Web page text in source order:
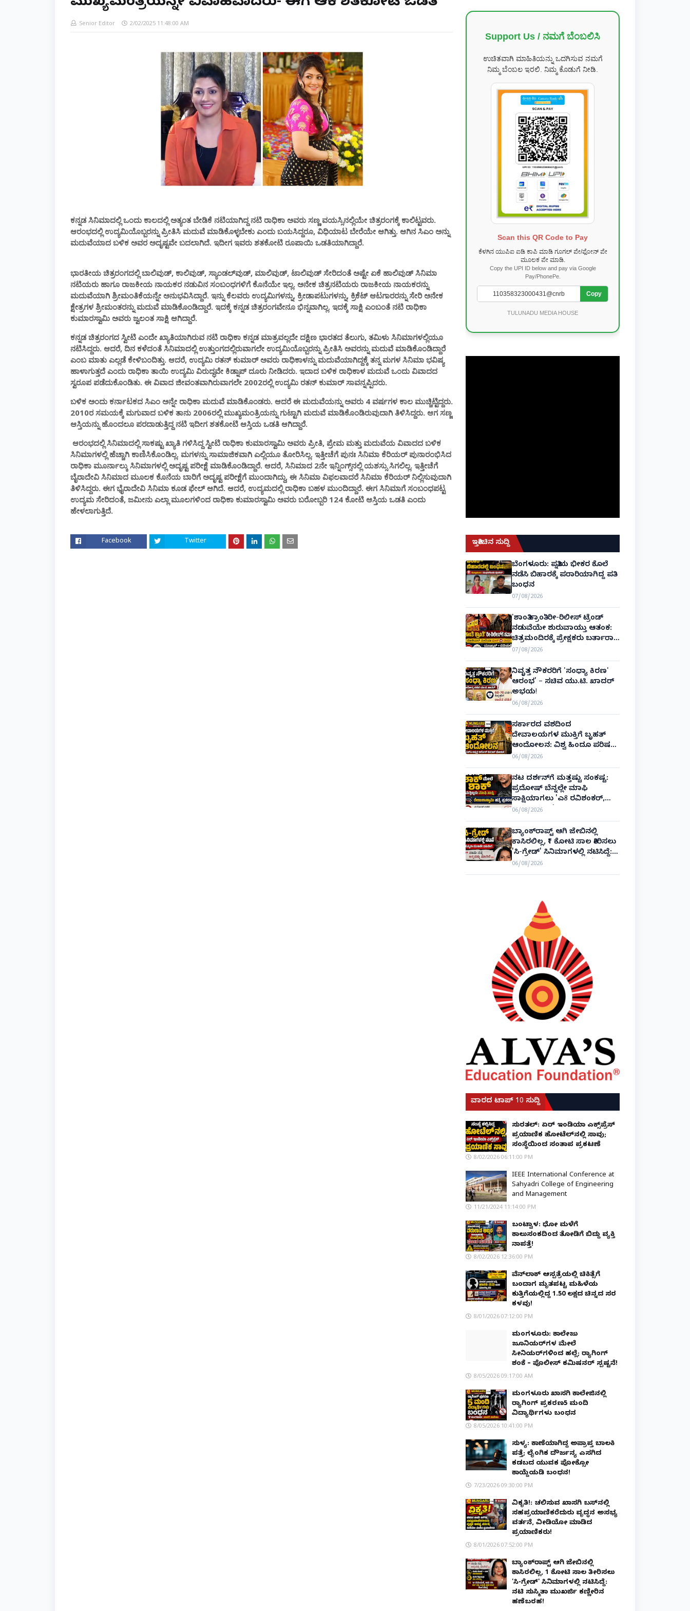
Senior Editor 2/02/2025 11:48:00 AM
ಕನ್ನಡ ಸಿನಿಮಾದಲ್ಲಿ ಒಂದು ಕಾಲದಲ್ಲಿ ಅತ್ಯಂತ ಬೇಡಿಕೆ ನಟಿಯಾಗಿದ್ದ ನಟಿ ರಾಧಿಕಾ ಅವರು ಸಣ್ಣ ವಯಸ್ಸಿನಲ್ಲಿಯೇ ಚಿತ್ರರಂಗಕ್ಕೆ ಕಾಲಿಟ್ಟವರು.
ಆರಂಭದಲ್ಲಿ ಉದ್ಯಮಿಯೊಬ್ಬರನ್ನು ಪ್ರೀತಿಸಿ ಮದುವೆ ಮಾಡಿಕೊಳ್ಳಬೇಕು ಎಂದು ಬಯಸಿದ್ದರೂ, ವಿಧಿಯಾಟ ಬೇರೆಯೇ ಆಗಿತ್ತು. ಆಗಿನ ಸಿಎಂ ಅನ್ನು
ಮದುವೆಯಾದ ಬಳಿಕ ಅವರ ಅದೃಷ್ಟವೇ ಬದಲಾಗಿದೆ. ಇದೀಗ ಇವರು ಶತಕೋಟಿ ರೂಪಾಯಿ ಒಡತಿಯಾಗಿದ್ದಾರೆ.
ಭಾರತೀಯ ಚಿತ್ರರಂಗದಲ್ಲಿ ಬಾಲಿವುಡ್, ಕಾಲಿವುಡ್, ಸ್ಯಾಂಡಲ್‌ವುಡ್, ಮಾಲಿವುಡ್, ಟಾಲಿವುಡ್ ಸೇರಿದಂತೆ ಅಷ್ಟೇ ಏಕೆ ಹಾಲಿವುಡ್‌ ಸಿನಿಮಾ
ನಟಿಯರು ಹಾಗೂ ರಾಜಕೀಯ ನಾಯಕರ ನಡುವಿನ ಸಂಬಂಧಗಳಿಗೆ ಕೊನೆಯೇ ಇಲ್ಲ. ಅನೇಕ ಚಿತ್ರನಟಿಯರು ರಾಜಕೀಯ ನಾಯಕರನ್ನು
ಮದುವೆಯಾಗಿ ಶ್ರೀಮಂತಿಕೆಯನ್ನೇ ಅನುಭವಿಸಿದ್ದಾರೆ. ಇನ್ನು ಕೆಲವರು ಉದ್ಯಮಿಗಳನ್ನು, ಕ್ರೀಡಾಪಟುಗಳನ್ನು, ಕ್ರಿಕೆಟ್ ಆಟಗಾರರನ್ನು ಸೇರಿ ಅನೇಕ
ಕ್ಷೇತ್ರಗಳ ಶ್ರೀಮಂತರನ್ನು ಮದುವೆ ಮಾಡಿಕೊಂಡಿದ್ದಾರೆ. ಇದಕ್ಕೆ ಕನ್ನಡ ಚಿತ್ರರಂಗವೇನೂ ಭಿನ್ನವಾಗಿಲ್ಲ. ಇದಕ್ಕೆ ಸಾಕ್ಷಿ ಎಂಬಂತೆ ನಟಿ ರಾಧಿಕಾ
ಕುಮಾರಸ್ವಾಮಿ ಅವರು ಜ್ವಲಂತ ಸಾಕ್ಷಿ ಆಗಿದ್ದಾರೆ.
ಕನ್ನಡ ಚಿತ್ರರಂಗದ ಸ್ವೀಟಿ ಎಂದೇ ಖ್ಯಾತಿಯಾಗಿರುವ ನಟಿ ರಾಧಿಕಾ ಕನ್ನಡ ಮಾತ್ರವಲ್ಲದೇ ದಕ್ಷಿಣ ಭಾರತದ ತೆಲುಗು, ತಮಿಳು ಸಿನಿಮಾಗಳಲ್ಲಿಯೂ
ನಟಿಸಿದ್ದರು. ಆದರೆ, ದಿನ ಕಳೆದಂತೆ ಸಿನಿಮಾದಲ್ಲಿ ಉತ್ತುಂಗದಲ್ಲಿರುವಾಗಲೇ ಉದ್ಯಮಿಯೊಬ್ಬರನ್ನು ಪ್ರೀತಿಸಿ ಅವರನ್ನು ಮದುವೆ ಮಾಡಿಕೊಂಡಿದ್ದಾರೆ
ಎಂಬ ಮಾತು ಎಲ್ಲಡೆ ಕೇಳಿಬಂದಿತ್ತು. ಆದರೆ, ಉದ್ಯಮಿ ರತನ್ ಕುಮಾರ್ ಅವರು ರಾಧಿಕಾಳನ್ನು ಮದುವೆಯಾಗಿದ್ದಕ್ಕೆ ತನ್ನ ಮಗಳ ಸಿನಿಮಾ ಭವಿಷ್ಯ
ಹಾಳಾಗುತ್ತದೆ ಎಂದು ರಾಧಿಕಾ ತಾಯಿ ಉದ್ಯಮಿ ವಿರುದ್ಧವೇ ಕಿಡ್ನಾಪ್ ದೂರು ನೀಡಿದರು. ಇದಾದ ಬಳಿಕ ರಾಧಿಕಾಳ ಮದುವೆ ಒಂದು ವಿವಾದದ
ಸ್ವರೂಪ ಪಡೆದುಕೊಂಡಿತು. ಈ ವಿವಾದ ಜೀವಂತವಾಗಿರುವಾಗಲೇ 2002ರಲ್ಲಿ ಉದ್ಯಮಿ ರತನ್ ಕುಮಾರ್ ಸಾವನ್ನಪ್ಪಿದರು.
ಬಳಿಕ ಅಂದು ಕರ್ನಾಟಕದ ಸಿಎಂ ಅನ್ನೇ ರಾಧಿಕಾ ಮದುವೆ ಮಾಡಿಕೊಂಡರು. ಆದರೆ ಈ ಮದುವೆಯನ್ನು ಅವರು 4 ವರ್ಷಗಳ ಕಾಲ ಮುಚ್ಚಿಟ್ಟಿದ್ದರು.
2010ರ ಸಮಯಕ್ಕೆ ಮಗುವಾದ ಬಳಿಕ ತಾನು 2006ರಲ್ಲಿ ಮುಖ್ಯಮಂತ್ರಿಯನ್ನು ಗುಟ್ಟಾಗಿ ಮದುವೆ ಮಾಡಿಕೊಂಡಿರುವುದಾಗಿ ತಿಳಿಸಿದ್ದರು. ಆಗ ಸಣ್ಣ
ಆಸ್ತಿಯನ್ನು ಹೊಂದಲೂ ಪರದಾಡುತ್ತಿದ್ದ ನಟಿ ಇದೀಗ ಶತಕೋಟಿ ಆಸ್ತಿಯ ಒಡತಿ ಆಗಿದ್ದಾರೆ.
ಆರಂಭದಲ್ಲಿ ಸಿನಿಮಾದಲ್ಲಿ ಸಾಕಷ್ಟು ಖ್ಯಾತಿ ಗಳಿಸಿದ್ದ ಸ್ವೀಟಿ ರಾಧಿಕಾ ಕುಮಾರಸ್ವಾಮಿ ಅವರು ಪ್ರೀತಿ, ಪ್ರೇಮ ಮತ್ತು ಮದುವೆಯ ವಿವಾದದ ಬಳಿಕ
ಸಿನಿಮಾಗಳಲ್ಲಿ ಹೆಚ್ಚಾಗಿ ಕಾಣಿಸಿಕೊಂಡಿಲ್ಲ. ಮಗಳನ್ನು ಸಾಮಾಜಿಕವಾಗಿ ಎಲ್ಲಿಯೂ ತೋರಿಸಿಲ್ಲ. ಇತ್ತೀಚೆಗೆ ಪುನಃ ಸಿನಿಮಾ ಕೆರಿಯರ್‌ ಪುನಾರಂಭಿಸಿದ
ರಾಧಿಕಾ ಮೂರ್ನಾಲ್ಕು ಸಿನಿಮಾಗಳಲ್ಲಿ ಅದೃಷ್ಟ ಪರೀಕ್ಷೆ ಮಾಡಿಕೊಂಡಿದ್ದಾರೆ. ಆದರೆ, ಸಿನಿಮಾದ 2ನೇ ಇನ್ನಿಂಗ್ಸ್‌ನಲ್ಲಿ ಯಶಸ್ಸು ಸಿಗಲಿಲ್ಲ. ಇತ್ತೀಚೆಗೆ
ಬೈರಾದೇವಿ ಸಿನಿಮಾದ ಮೂಲಕ ಕೊನೆಯ ಬಾರಿಗೆ ಅದೃಷ್ಟ ಪರೀಕ್ಷೆಗೆ ಮುಂದಾಗಿದ್ದು, ಈ ಸಿನಿಮಾ ವಿಫಲವಾದರೆ ಸಿನಿಮಾ ಕೆರಿಯರ್ ನಿಲ್ಲಿಸುವುದಾಗಿ
ತಿಳಿಸಿದ್ದರು. ಈಗ ಭೈರಾದೇವಿ ಸಿನಿಮಾ ಕೂಡ ಫೇಲ್ ಆಗಿದೆ. ಆದರೆ, ಉದ್ಯಮದಲ್ಲಿ ರಾಧಿಕಾ ಬಹಳ ಮುಂದಿದ್ದಾರೆ. ಈಗ ಸಿನಿಮಾಗೆ ಸಂಬಂಧಪಟ್ಟ
ಉದ್ಯಮ ಸೇರಿದಂತೆ, ಜಮೀನು ಎಲ್ಲಾ ಮೂಲಗಳಿಂದ ರಾಧಿಕಾ ಕುಮಾರಸ್ವಾಮಿ ಅವರು ಬರೋಬ್ಬರಿ 124 ಕೋಟಿ ಆಸ್ತಿಯ ಒಡತಿ ಎಂದು
ಹೇಳಲಾಗುತ್ತಿದೆ.
Facebook Twitter
Support Us / ನಮಗೆ ಬೆಂಬಲಿಸಿ
ಉಚಿತವಾಗಿ ಮಾಹಿತಿಯನ್ನು ಒದಗಿಸುವ ನಮಗೆ
ನಿಮ್ಮ ಬೆಂಬಲ ಇರಲಿ. ನಿಮ್ಮ ಕೊಡುಗೆ ನೀಡಿ.
Scan this QR Code to Pay
ಕೆಳಗಿನ ಯುಪಿಐ ಐಡಿ ಕಾಪಿ ಮಾಡಿ ಗೂಗಲ್ ಪೇ/ಫೋನ್ ಪೇ
ಮೂಲಕ ಪೇ ಮಾಡಿ.
Copy the UPI ID below and pay via Google
Pay/PhonePe.
Copy
TULUNADU MEDIA HOUSE
ಇತ್ತೀಚಿನ ಸುದ್ದಿ
ಬೆಂಗಳೂರು: ಪತ್ನಿಯ ಭೀಕರ ಕೊಲೆ
ನಡೆಸಿ ಬಿಹಾರಕ್ಕೆ ಪರಾರಿಯಾಗಿದ್ದ ಪತಿ
ಬಂಧನ
07/08/2026
'ಶಾಂತಿ ಕ್ರಾಂತಿ' ರೀ-ರಿಲೀಸ್ ಟ್ರೆಂಡ್
ನಡುವೆಯೇ ಶುರುವಾಯ್ತು ಆತಂಕ:
ಚಿತ್ರಮಂದಿರಕ್ಕೆ ಪ್ರೇಕ್ಷಕರು ಬರ್ತಾರಾ?
ಬಾಕ್ಸ್ ಆಫೀಸ್ ಸವಾಲುಗಳು
ಹೀಗಿವೆ!
07/08/2026
ನಿವೃತ್ತ ನೌಕರರಿಗೆ 'ಸಂಧ್ಯಾ ಕಿರಣ'
ಆರಂಭ' – ಸಚಿವ ಯು.ಟಿ. ಖಾದರ್
ಅಭಯ!
06/08/2026
ಸರ್ಕಾರದ ವಶದಿಂದ
ದೇವಾಲಯಗಳ ಮುಕ್ತಿಗೆ ಬೃಹತ್
ಆಂದೋಲನ: ವಿಶ್ವ ಹಿಂದೂ ಪರಿಷತ್
ಅಂತರರಾಷ್ಟ್ರೀಯ ಅಧ್ಯಕ್ಷ ಅಲೋಕ್
ಕುಮಾರ್ ಘೋಷಣೆ!
06/08/2026
ನಟ ದರ್ಶನ್‌ಗೆ ಮತ್ತಷ್ಟು ಸಂಕಷ್ಟ:
ಪ್ರದೋಷ್ ಬೆನ್ನಲ್ಲೇ ಮಾಫಿ
ಸಾಕ್ಷಿಯಾಗಲು 'ಎ8 ರವಿಶಂಕರ್,
ಎ10 ವಿನಯ್' ಅರ್ಜಿ!
06/08/2026
ಬ್ಯಾಂಕ್‌ರಾಪ್ಟ್‌ ಆಗಿ ಜೇಬಿನಲ್ಲಿ
ಕಾಸಿರಲಿಲ್ಲ, ₹1 ಕೋಟಿ ಸಾಲ ತೀರಿಸಲು
'ಸಿ-ಗ್ರೇಡ್' ಸಿನಿಮಾಗಳಲ್ಲಿ ನಟಿಸಿದ್ದೆ:
ನಟಿ ಸುಸ್ಮಿತಾ ಮುಖರ್ಜಿ ಕಣ್ಣೀರಿನ
ಹಣೆಬರಹ!
06/08/2026
ವಾರದ ಟಾಪ್ 10 ಸುದ್ದಿ
ಸುರತ್ಕಲ್: ಏರ್ ಇಂಡಿಯಾ ಎಕ್ಸ್‌ಪ್ರೆಸ್
ಪ್ರಯಾಣಿಕ ಹೋಟೆಲ್‌ನಲ್ಲಿ ಸಾವು;
ಸಂಸ್ಥೆಯಿಂದ ಸಂತಾಪ ಪ್ರಕಟಣೆ
8/02/2026 06:11:00 PM
IEEE International Conference at
Sahyadri College of Engineering
and Management
11/21/2024 11:14:00 PM
ಬಂಟ್ವಾಳ: ಧೋ ಮಳೆಗೆ
ಕಾಲುಸಂಕದಿಂದ ತೋಡಿಗೆ ಬಿದ್ದು ವ್ಯಕ್ತಿ
ನಾಪತ್ತೆ!
8/02/2026 12:36:00 PM
ವೆನ್‌ಲಾಕ್ ಆಸ್ಪತ್ರೆಯಲ್ಲಿ ಚಿಕಿತ್ಸೆಗೆ
ಬಂದಾಗ ಮೃತಪಟ್ಟ ಮಹಿಳೆಯ
ಕುತ್ತಿಗೆಯಲ್ಲಿದ್ದ ₹1.50 ಲಕ್ಷದ ಚಿನ್ನದ ಸರ
ಕಳವು!
8/01/2026 07:12:00 PM
ಮಂಗಳೂರು: ಕಾಲೇಜು
ಜೂನಿಯರ್‌ಗಳ ಮೇಲೆ
ಸೀನಿಯರ್‌ಗಳಿಂದ ಹಲ್ಲೆ; ರ‌್ಯಾಗಿಂಗ್
ಶಂಕೆ – ಪೊಲೀಸ್ ಕಮಿಷನರ್ ಸ್ಪಷ್ಟನೆ!
8/05/2026 09:17:00 AM
ಮಂಗಳೂರು ಖಾಸಗಿ ಕಾಲೇಜಿನಲ್ಲಿ
ರ‌್ಯಾಗಿಂಗ್ ಪ್ರಕರಣ5 ಮಂದಿ
ವಿದ್ಯಾರ್ಥಿಗಳು ಬಂಧನ
8/05/2026 10:41:00 PM
ಸುಳ್ಯ: ಕಾಣೆಯಾಗಿದ್ದ ಅಪ್ರಾಪ್ತ ಬಾಲಕಿ
ಪತ್ತೆ; ಲೈಂಗಿಕ ದೌರ್ಜನ್ಯ ಎಸಗಿದ
ಕಡಬದ ಯುವಕ ಪೋಕ್ಸೋ
ಕಾಯ್ದೆಯಡಿ ಬಂಧನ!
7/23/2026 09:30:00 PM
ವಿಕೃತಿ!: ಚಲಿಸುವ ಖಾಸಗಿ ಬಸ್‌ನಲ್ಲಿ
ಸಹಪ್ರಯಾಣಿಕರೆದುರು ವೃದ್ಧನ ಅಸಭ್ಯ
ವರ್ತನೆ, ವೀಡಿಯೋ ಮಾಡಿದ
ಪ್ರಯಾಣಿಕರು!
8/01/2026 07:52:00 PM
ಬ್ಯಾಂಕ್‌ರಾಪ್ಟ್‌ ಆಗಿ ಜೇಬಿನಲ್ಲಿ
ಕಾಸಿರಲಿಲ್ಲ, ₹1 ಕೋಟಿ ಸಾಲ ತೀರಿಸಲು
'ಸಿ-ಗ್ರೇಡ್' ಸಿನಿಮಾಗಳಲ್ಲಿ ನಟಿಸಿದ್ದೆ:
ನಟಿ ಸುಸ್ಮಿತಾ ಮುಖರ್ಜಿ ಕಣ್ಣೀರಿನ
ಹಣೆಬರಹ!